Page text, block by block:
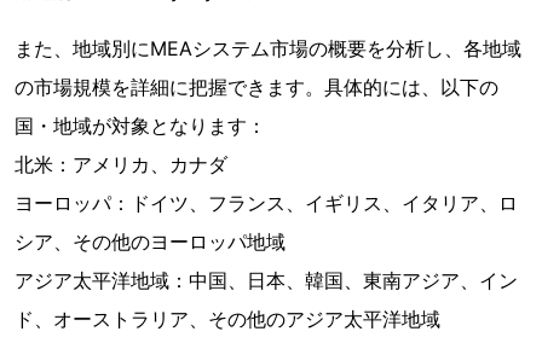
また、地域別にMEAシステム市場の概要を分析し、各地域
の市場規模を詳細に把握できます。具体的には、以下の
国・地域が対象となります：
北米：アメリカ、カナダ
ヨーロッパ：ドイツ、フランス、イギリス、イタリア、ロ
シア、その他のヨーロッパ地域
アジア太平洋地域：中国、日本、韓国、東南アジア、イン
ド、オーストラリア、その他のアジア太平洋地域